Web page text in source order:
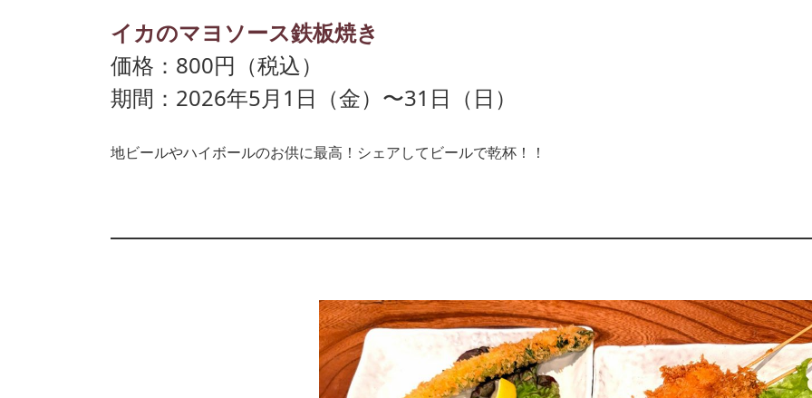
イカのマヨソース鉄板焼き
価格：800円（税込）
期間：2026年5月1日（金）〜31日（日）
地ビールやハイボールのお供に最高！シェアしてビールで乾杯！！